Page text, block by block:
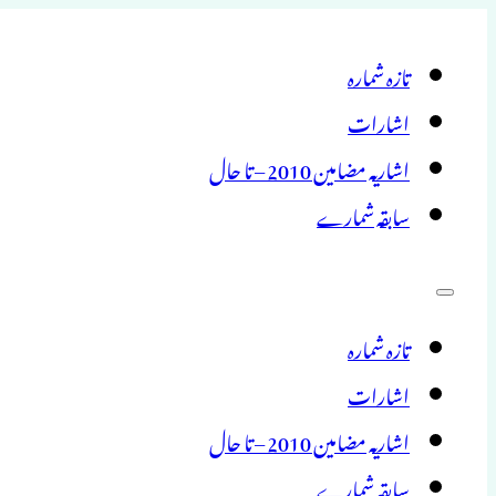
تازہ شمارہ
اشارات
اشاریہ مضامین 2010 – تا حال
سابقہ شمارے
تازہ شمارہ
اشارات
اشاریہ مضامین 2010 – تا حال
سابقہ شمارے